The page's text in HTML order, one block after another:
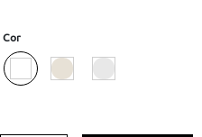
Cor